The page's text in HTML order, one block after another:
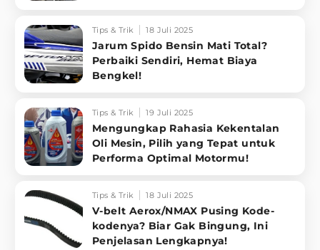
Tips & Trik 18 Juli 2025
Jarum Spido Bensin Mati Total?
Perbaiki Sendiri, Hemat Biaya
Bengkel!
Tips & Trik 19 Juli 2025
Mengungkap Rahasia Kekentalan
Oli Mesin, Pilih yang Tepat untuk
Performa Optimal Motormu!
Tips & Trik 18 Juli 2025
V-belt Aerox/NMAX Pusing Kode-
kodenya? Biar Gak Bingung, Ini
Penjelasan Lengkapnya!